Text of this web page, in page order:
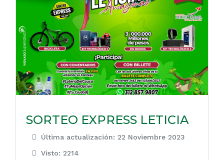
SORTEO EXPRESS LETICIA
Última actualización: 22 Noviembre 2023
Visto: 2214